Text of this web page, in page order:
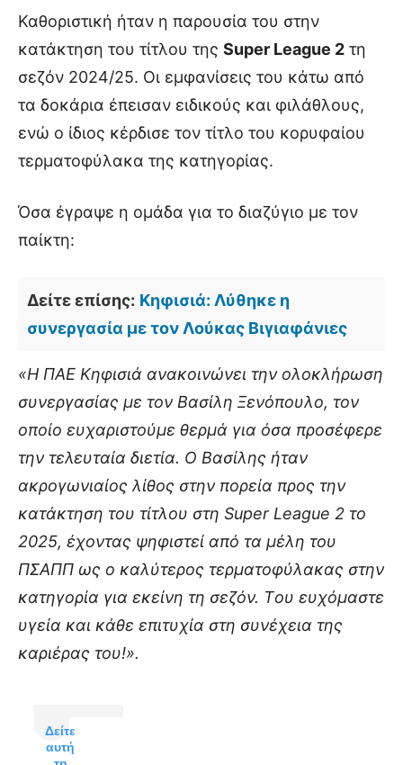
Καθοριστική ήταν η παρουσία του στην
κατάκτηση του τίτλου της Super League 2 τη
σεζόν 2024/25. Οι εμφανίσεις του κάτω από
τα δοκάρια έπεισαν ειδικούς και φιλάθλους,
ενώ ο ίδιος κέρδισε τον τίτλο του κορυφαίου
τερματοφύλακα της κατηγορίας.
Όσα έγραψε η ομάδα για το διαζύγιο με τον
παίκτη:
Δείτε επίσης: Κηφισιά: Λύθηκε η
συνεργασία με τον Λούκας Βιγιαφάνιες
«Η ΠΑΕ Κηφισιά ανακοινώνει την ολοκλήρωση
συνεργασίας με τον Βασίλη Ξενόπουλο, τον
οποίο ευχαριστούμε θερμά για όσα προσέφερε
την τελευταία διετία. Ο Βασίλης ήταν
ακρογωνιαίος λίθος στην πορεία προς την
κατάκτηση του τίτλου στη Super League 2 το
2025, έχοντας ψηφιστεί από τα μέλη του
ΠΣΑΠΠ ως ο καλύτερος τερματοφύλακας στην
κατηγορία για εκείνη τη σεζόν. Τoυ ευχόμαστε
υγεία και κάθε επιτυχία στη συνέχεια της
καριέρας του!».
Δείτε
αυτή